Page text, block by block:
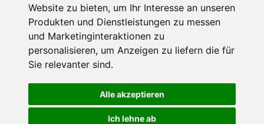
Website zu bieten, um Ihr Interesse an unseren
Produkten und Dienstleistungen zu messen
und Marketinginteraktionen zu
personalisieren, um Anzeigen zu liefern die für
Sie relevanter sind.
Alle akzeptieren
Ich lehne ab